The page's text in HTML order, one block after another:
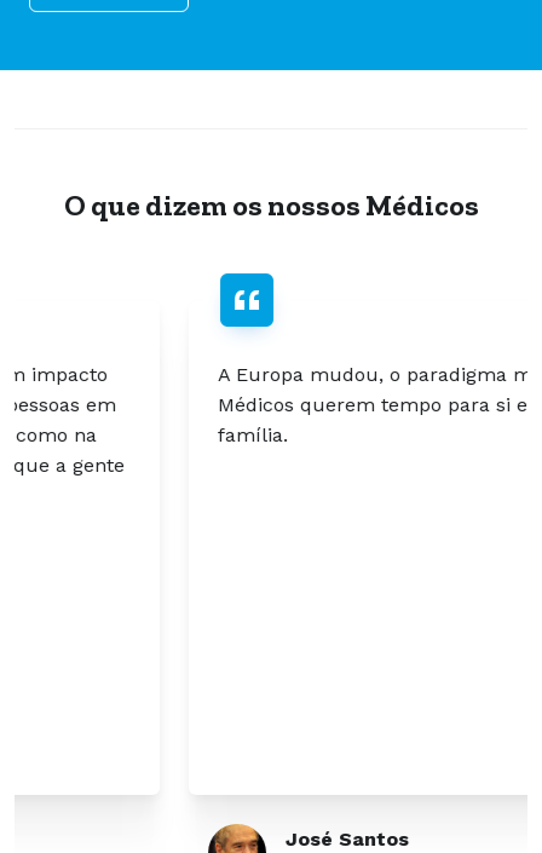
O que dizem os nossos Médicos
A Europa mudou, o paradigma mudou. Os
Médicos querem tempo para si e para a
família.
José Santos